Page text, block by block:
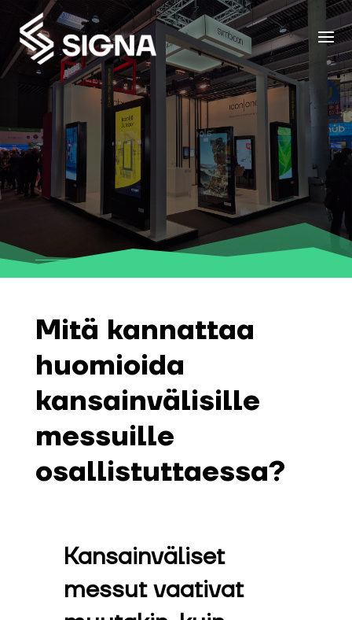
Mitä kannattaa
huomioida
kansainvälisille
messuille
osallistuttaessa?
Kansainväliset
messut vaativat